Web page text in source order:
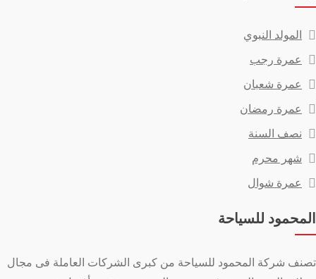
المولد النبوي
عمرة رجب
عمرة شعبان
عمرة رمضان
نصف السنة
شهر محرم
عمرة شوال
المحمود للسياحة
تصنف شركة المحمود للسياحة من كبرى الشركات العاملة فى مجال